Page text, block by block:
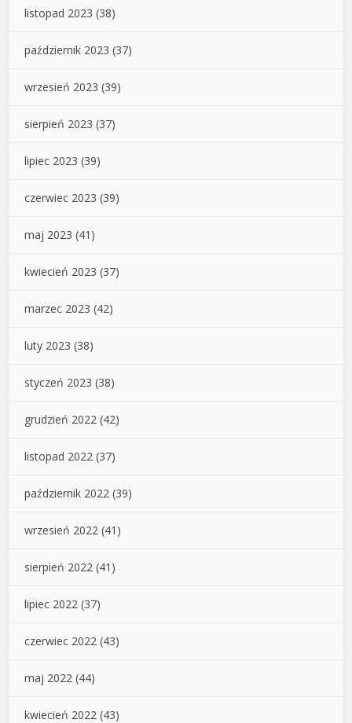
listopad 2023 (38)
październik 2023 (37)
wrzesień 2023 (39)
sierpień 2023 (37)
lipiec 2023 (39)
czerwiec 2023 (39)
maj 2023 (41)
kwiecień 2023 (37)
marzec 2023 (42)
luty 2023 (38)
styczeń 2023 (38)
grudzień 2022 (42)
listopad 2022 (37)
październik 2022 (39)
wrzesień 2022 (41)
sierpień 2022 (41)
lipiec 2022 (37)
czerwiec 2022 (43)
maj 2022 (44)
kwiecień 2022 (43)